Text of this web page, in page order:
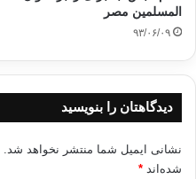
المسلمین مصر
۹۳/۰۶/۰۹
دیدگاهتان را بنویسید
نشانی ایمیل شما منتشر نخواهد شد.
شده‌اند *